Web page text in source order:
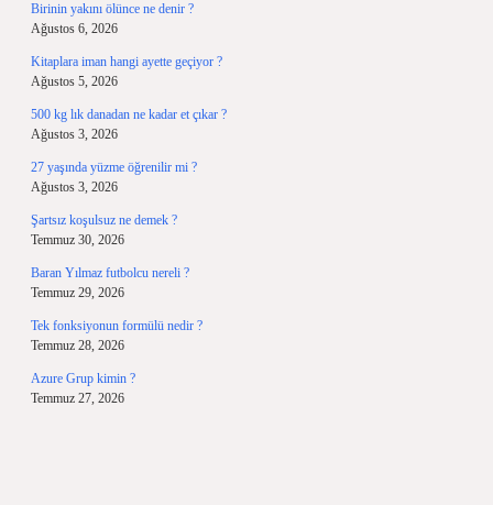
Birinin yakını ölünce ne denir ?
Ağustos 6, 2026
Kitaplara iman hangi ayette geçiyor ?
Ağustos 5, 2026
500 kg lık danadan ne kadar et çıkar ?
Ağustos 3, 2026
27 yaşında yüzme öğrenilir mi ?
Ağustos 3, 2026
Şartsız koşulsuz ne demek ?
Temmuz 30, 2026
Baran Yılmaz futbolcu nereli ?
Temmuz 29, 2026
Tek fonksiyonun formülü nedir ?
Temmuz 28, 2026
Azure Grup kimin ?
Temmuz 27, 2026